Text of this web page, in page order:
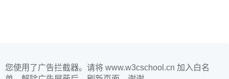
您使用了广告拦截器。请将 www.w3cschool.cn 加入白名